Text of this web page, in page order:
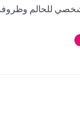
للحالم وظروفه